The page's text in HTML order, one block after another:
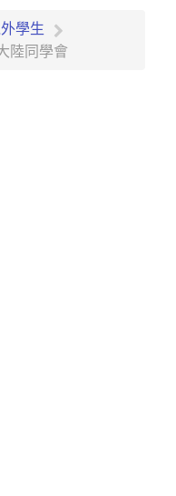
學生
陸同學會